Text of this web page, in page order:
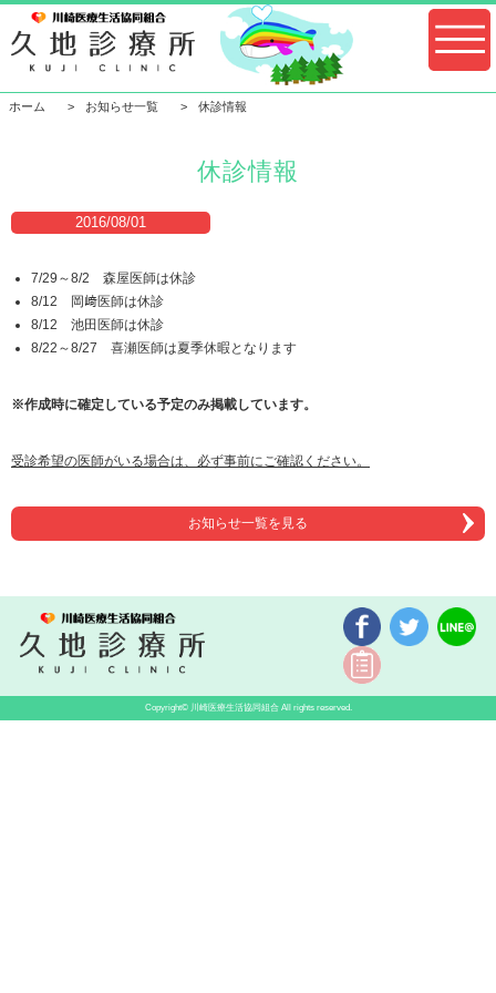
ホーム お知らせ一覧 休診情報
休診情報
2016/08/01
7/29～8/2 森屋医師は休診
8/12 岡﨑医師は休診
8/12 池田医師は休診
8/22～8/27 喜瀬医師は夏季休暇となります
※作成時に確定している予定のみ掲載しています。
受診希望の医師がいる場合は、必ず事前にご確認ください。
お知らせ一覧を見る
Copyright© 川崎医療生活協同組合All rights reserved.